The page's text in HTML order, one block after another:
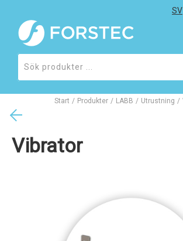
SV
Start / Produkter / LABB / Utrustning /
Vibrator